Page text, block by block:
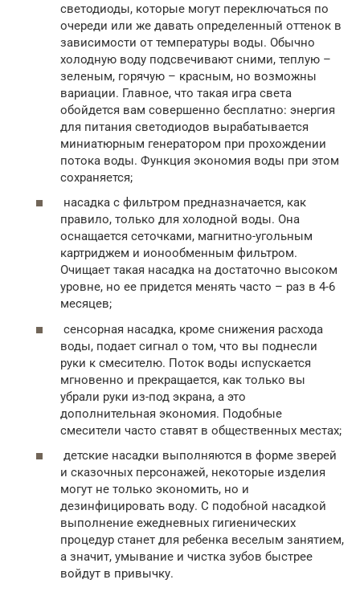
светодиоды, которые могут переключаться по
очереди или же давать определенный оттенок в
зависимости от температуры воды. Обычно
холодную воду подсвечивают сними, теплую –
зеленым, горячую – красным, но возможны
вариации. Главное, что такая игра света
обойдется вам совершенно бесплатно: энергия
для питания светодиодов вырабатывается
миниатюрным генератором при прохождении
потока воды. Функция экономия воды при этом
сохраняется;
насадка с фильтром предназначается, как
правило, только для холодной воды. Она
оснащается сеточками, магнитно-угольным
картриджем и ионообменным фильтром.
Очищает такая насадка на достаточно высоком
уровне, но ее придется менять часто – раз в 4-6
месяцев;
сенсорная насадка, кроме снижения расхода
воды, подает сигнал о том, что вы поднесли
руки к смесителю. Поток воды испускается
мгновенно и прекращается, как только вы
убрали руки из-под экрана, а это
дополнительная экономия. Подобные
смесители часто ставят в общественных местах;
детские насадки выполняются в форме зверей
и сказочных персонажей, некоторые изделия
могут не только экономить, но и
дезинфицировать воду. С подобной насадкой
выполнение ежедневных гигиенических
процедур станет для ребенка веселым занятием,
а значит, умывание и чистка зубов быстрее
войдут в привычку.